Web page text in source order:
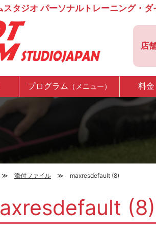
スタジオ パーソナルトレーニング・
店
プログラム （メニュー） 料金
添付ファイル maxresdefault (8)
(8)